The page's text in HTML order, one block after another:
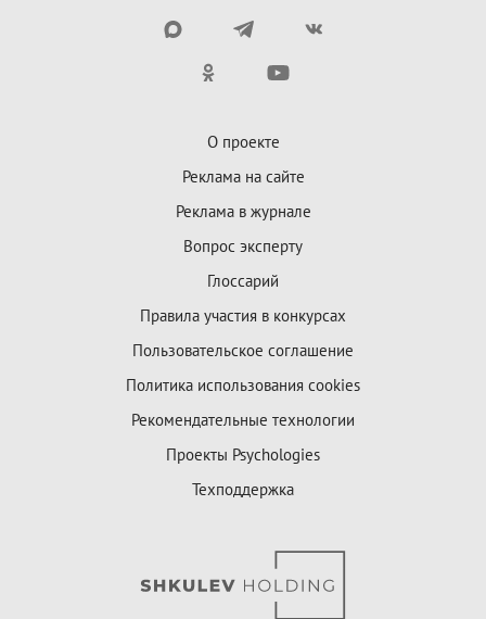
О проекте
Реклама на сайте
Реклама в журнале
Вопрос эксперту
Глоссарий
Правила участия в конкурсах
Пользовательское соглашение
Политика использования cookies
Рекомендательные технологии
Проекты Psychologies
Техподдержка